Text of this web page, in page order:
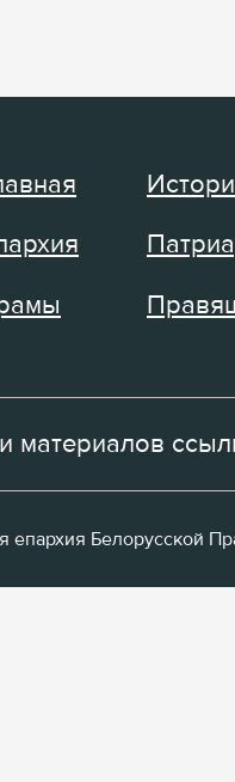
материалов
епархия Белорусской